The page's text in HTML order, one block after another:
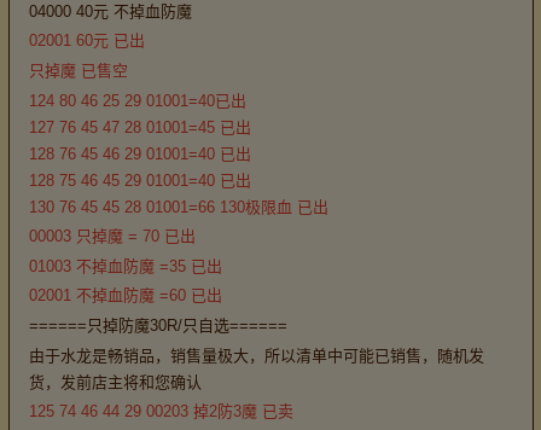
04000 40元 不掉血防魔
02001 60元 已出
只掉魔 已售空
124 80 46 25 29 01001=40已出
127 76 45 47 28 01001=45 已出
128 76 45 46 29 01001=40 已出
128 75 46 45 29 01001=40 已出
130 76 45 45 28 01001=66 130极限血 已出
00003 只掉魔 = 70 已出
01003 不掉血防魔 =35 已出
02001 不掉血防魔 =60 已出
======只掉防魔30R/只自选======
由于水龙是畅销品，销售量极大，所以清单中可能已销售，随机发
货，发前店主将和您确认
125 74 46 44 29 00203 掉2防3魔 已卖